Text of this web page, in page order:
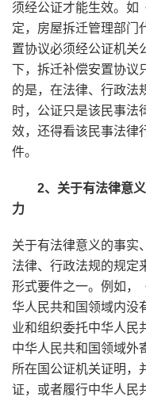
须经公证才能生效。如
定，房屋拆迁管理部门
置协议必须经公证机关
下，拆迁补偿安置协议
的是，在法律、行政法
时，公证只是该民事法
效，还得看该民事法律
件。
2、关于有法律意义
力
关于有法律意义的事实
法律、行政法规的规定
形式要件之一。例如，
华人民共和国领域内没
业和组织委托中华人民
中华人民共和国领域外
所在国公证机关证明，
证，或者履行中华人民